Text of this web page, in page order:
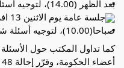
بعد الظهر (14.00)، لتوجيه أسئلة شفاهية إلى وزير الشؤون الدينية.
صباحا(10.00)، لتوجيه أسئلة شفاهية إلى وزير الداخلية.
كما تداول المكتب حول الأسئلة
أعضاء الحكومة، وقرّر إحالة 48 سؤالا إلى أعضاء الحكومة المعنيين.